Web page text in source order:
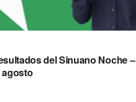
del Sinuano Noche –
agosto